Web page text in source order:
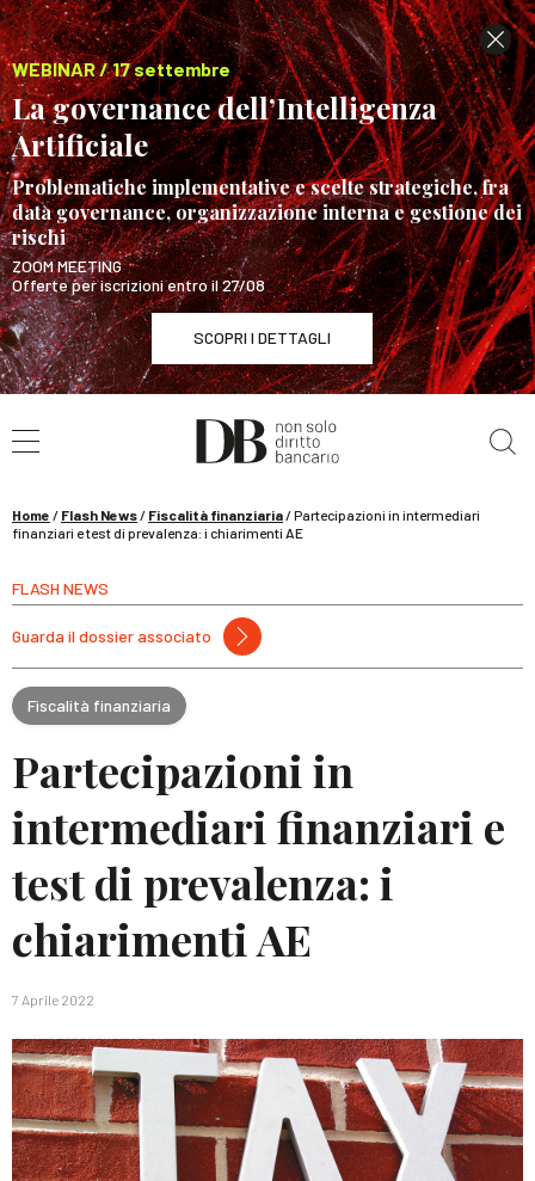
WEBINAR / 17 settembre
La governance dell’Intelligenza
Artificiale
Problematiche implementative e scelte strategiche, fra
data governance, organizzazione interna e gestione dei
rischi
ZOOM MEETING
Offerte per iscrizioni entro il 27/08
SCOPRI I DETTAGLI
WEBINAR / 17 settembre
La governance dell’Intelligenza Artificiale
Home / Flash News/ Fiscalità finanziaria/Partecipazioni in intermediari
finanziari e test di prevalenza: i chiarimenti AE
FLASH NEWS
Guarda il dossier associato
Fiscalità finanziaria
Partecipazioni in
intermediari finanziari e
test di prevalenza: i
chiarimenti AE
7 Aprile 2022